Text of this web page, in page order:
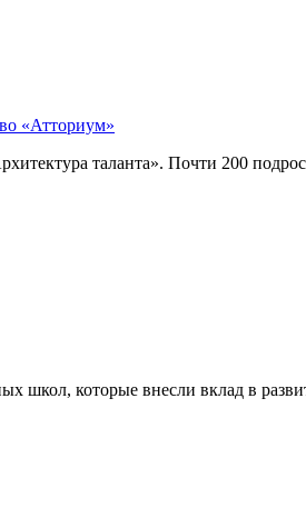
«Атториум»
таланта». Почти 200
школ, которые внесли вклад в